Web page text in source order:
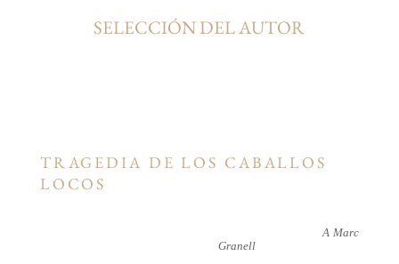
SELECCIÓN DEL AUTOR
TRAGEDIA DE LOS CABALLOS
LOCOS
A Marc
Granell